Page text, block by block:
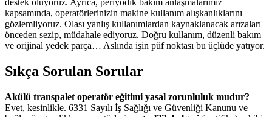
kapsamında, operatörlerinizin makine kullanım alışkanlıklarını
gözlemliyoruz. Olası yanlış kullanımlardan kaynaklanacak arızaları
önceden sezip, müdahale ediyoruz. Doğru kullanım, düzenli bakım
ve orijinal yedek parça… Aslında işin püf noktası bu üçlüde yatıyor.
Sıkça Sorulan Sorular
Akülü transpalet operatör eğitimi yasal zorunluluk mudur?
Evet, kesinlikle. 6331 Sayılı İş Sağlığı ve Güvenliği Kanunu ve